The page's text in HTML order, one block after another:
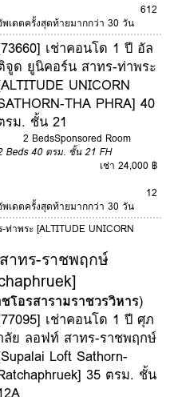
612
พเดตครั้งสุดท้ายมากกว่า 30 วัน
เช่าคอนโด 1 ปี อัล
จูด ยูนิคอร์น สาทร-ท่าพระ
UNICORN
THA PHRA] 40
รม. ชั้น 21
2 BedsSponsored Room
Beds 40 ตรม. ชั้น 21 FH
เช่า 24,000 ฿
12
พเดตครั้งสุดท้ายมากกว่า 30 วัน
าพระ [ALTITUDE UNICORN
าทร-ราชพฤกษ์
โอรสารามราชวรวิหาร)
เช่าคอนโด 1 ปี ศุภ
ลัย ลอฟท์ สาทร-ราชพฤกษ์
Loft Sathorn-
35 ตรม. ชั้น